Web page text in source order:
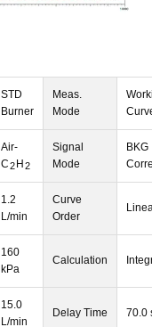
STD
Burner
Meas.
Mode
Air-
C2 H 2
Signal
Mode
BKG
1.2
L/min
Curve
Order
160
kPa
Calculation
15.0
L/min
Delay Time 70.0